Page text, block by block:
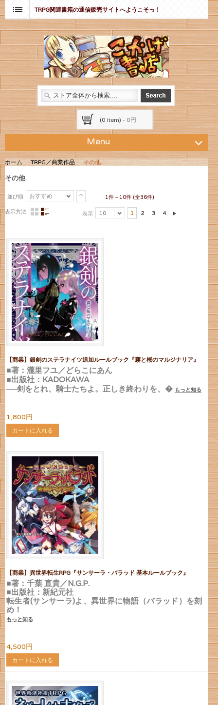
TRPG関連書籍の通信販売サイトへようこそっ！
(0 item) - 0円
Menu
ホーム TRPG／商業作品 その他
その他
並び順 おすすめ 1件～10件 (全36件)
表示方法: 表示 10 1 2 3 4
【商業】銀剣のステラナイツ追加ルールブック『霧と桜のマルジナリア』
■著：瀧里フユ／どらこにあん
■出版社：KADOKAWA
──剣をとれ、騎士たちよ。正しき終わりを、� もっと知る
1,800円
カートに入れる
【商業】異世界転生RPG『サンサーラ・バラッド 基本ルールブック』
■著：千葉 直貴／N.G.P.
■出版社：新紀元社
転生者(サンサーラ)よ、異世界に物語（バラッド）を刻
め！
もっと知る
4,500円
カートに入れる